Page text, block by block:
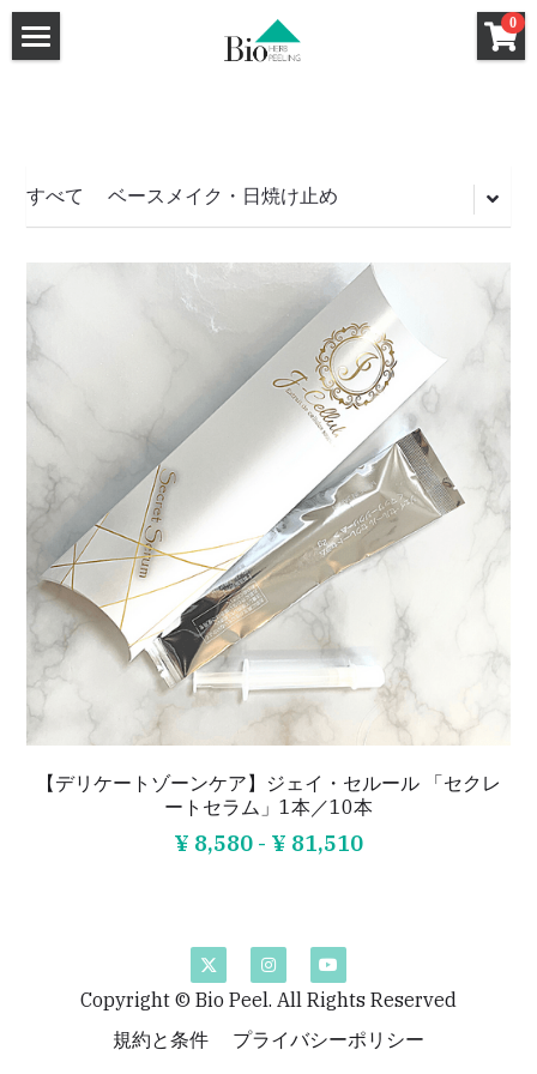
0
ハーブピーリングHow To
強炭酸ガスパック
炭酸小顔メソット認定講座
和漢ハーブフォーミングウォッシュ
和漢ハーブクレンジング
導入サロン一覧
Bio Peel特薦サロン
HANAHANA by DAHLIA（福岡）
GLANZ（大阪）
LINORE（兵庫）
PIASA（京都）
Miliage（福井）
Rebirth（東京）
Bellefleur（長崎）
mer（兵庫）
Rebloom（大阪）
+it_BEAUTY（香川）
Bio Peel特薦サロン
FRONTiNO（千葉）
Bouquet（福岡）
warmaL（福岡）
Heal Palm（山口）
FLOW（愛知）
TEN美（香川）
La Miu（京都）
SoinEstheticLivilla（福岡）
Brilliant（福岡）
Bio Peel特薦サロン
AriMiG（東京）
Patchou petit（埼玉）
4tune.（福岡）
SoLcier（福井）
Bio Peel講師
Co2パック新規お取引ページ
新規お取引希望のサロン様へ
症例写真
症例写真
導入サロン専用ページ
ージ
炭酸小顔セラピスト専用ログインぺージ
直営サロン&ショールーム
LINEお問合せ
すべて ベースメイク・日焼け止め
【デリケートゾーンケア】ジェイ・セルール 「セクレ
ートセラム」1本／10本
¥ 8,580 - ¥ 81,510
Copyright © Bio Peel. All Rights Reserved
規約と条件
プライバシーポリシー
×
ストアカテゴリー
クレンジング
和漢ハーブCo2パック